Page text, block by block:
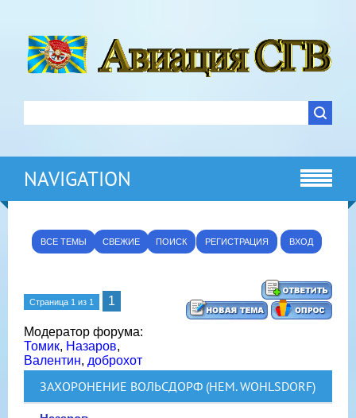
NAVIGATION
ВСЕ ТЕМЫ СВЕЖИЕ ПОИСК РЕГИСТРАЦИЯ ВХОД
Страница 1 из 1 1
Модератор форума:
Томик, Назаров,
Валентин, доброхот
ЗАХОРОНЕНИЕ ВОЛЬСДОРФ (НЕМ. WOHLSDORF)